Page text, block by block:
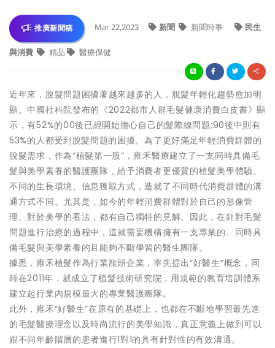
推廣新聞稿 Mar 22,2023 新聞 新聞時事 民生
與消費 精品 醫療保健
近年來，脫髮問題困擾著越來越多的人，脫髮年輕化趨勢愈加明
顯。中國社科院發布的《2022都市人群毛髮健康消費白皮書》顯
示，有52%的00後已經開始擔心自己的髮際線問題;90後中則有
53%的人都受到脫髮問題的困擾。為了更好滿足年輕消費群體的
脫髮需求，作為“植髮第一股”，雍禾醫療建立了一支同時具備毛
髮與美學素養的醫護團隊，給予消費者更優質的植髮美學體驗。
不同的生長環境、信息獲取方式，造就了不同時代消費群體的溝
通方式不同。尤其是，如今的年輕消費群體對於自己的形像管
理、對於美學的看法，都有自己獨特的見解。因此，在針對毛髮
問題進行治療的過程中，這就需要機構擁有一支專業的、同時具
備毛髮與美學素養的且能夠不斷學習的醫生團隊。
據悉，雍禾植髮作為行業龍頭企業，率先提出“好醫生”概念，同
時在2011年，就成立了植髮技術研究院，用規範的教育培訓體系
建立起行業內規模最大的專業醫護團隊。
此外，雍禾“好醫生”在原有的基礎上，也都在不斷地學習最先進
的毛髮醫療理念以及時尚流行的美學知識，真正意義上做到可以
跟不同年齡階層的患者進行1對1的具有針對性的有效溝通。